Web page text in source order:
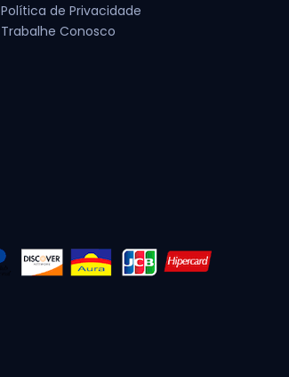
Política de Privacidade
Trabalhe Conosco